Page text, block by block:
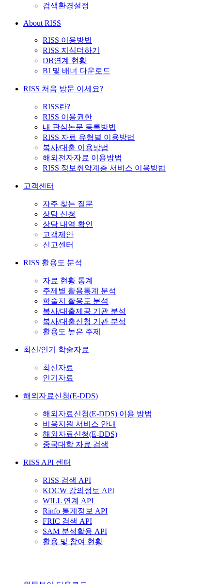
검색환경설정
About RISS
RISS 이용방법
RISS 지식더하기
DB연계 현황
BI 및 배너 다운로드
RISS 처음 방문 이세요?
RISS란?
RISS 이용권한
내 관심논문 등록방법
RISS 자료 유형별 이용방법
복사/대출 이용방법
해외전자자료 이용방법
RISS 정보취약계층 서비스 이용방법
고객센터
자주 찾는 질문
상담 신청
상담 내역 확인
고객제안
신고센터
RISS 활용도 분석
자료 현황 통계
주제별 활용통계 분석
학술지 활용도 분석
복사/대출제공 기관 분석
복사/대출신청 기관 분석
활용도 높은 주제
최신/인기 학술자료
최신자료
인기자료
해외자료신청(E-DDS)
해외자료신청(E-DDS) 이용 방법
비용지원 서비스 안내
해외자료신청(E-DDS)
중국대학 자료 검색
RISS API 센터
RISS 검색 API
KOCW 강의정보 API
WILL 연계 API
Rinfo 통계정보 API
FRIC 검색 API
SAM 분석활용 API
활용 및 참여 현황